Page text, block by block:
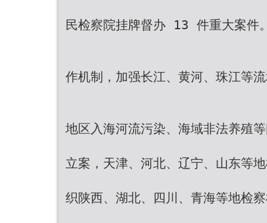
民检察院挂牌督办 13 件重大案件
作机制，加强长江、黄河、珠江等
地区入海河流污染、海域非法养殖
立案，天津、河北、辽宁、山东等
织陕西、湖北、四川、青海等地检